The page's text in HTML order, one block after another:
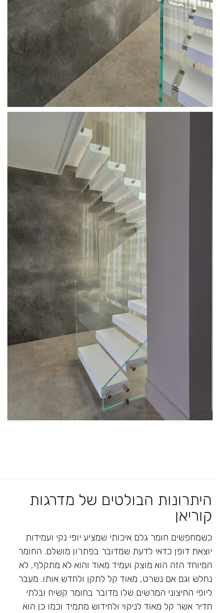
היתרונות הבולטים של מדרגות
קוריאן
כשמחפשים חומר גלם איכותי שמציע יופי נקי ועמידות
יוצאת דופן כדאי לדעת שמדובר בפתרון מושלם. החומר
המיוחד הזה הוא מוצק ועמיד מאוד והוא לא מתקלף, לא
נחלש וגם אם נשרט, מאוד קל לתקן ולחדש אותו. מעבר
ליופי החיצוני המרשים שלו מדובר בחומר קשיח ובלתי
חדיר אשר קל מאוד לניקוי ולחידוש מתמיד וכמו כן הוא